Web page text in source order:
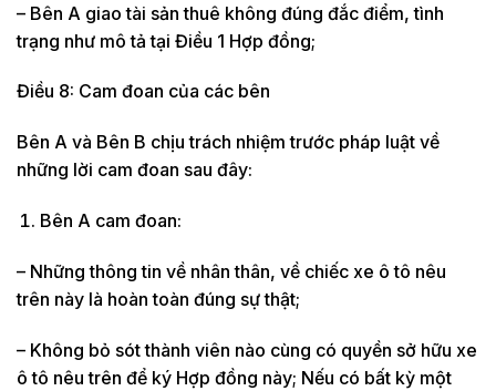
– Bên A giao tài sản thuê không đúng đắc điểm, tình
trạng như mô tả tại Điều 1 Hợp đồng;
Điều 8: Cam đoan của các bên
Bên A và Bên B chịu trách nhiệm trước pháp luật về
những lời cam đoan sau đây:
Bên A cam đoan:
– Những thông tin về nhân thân, về chiếc xe ô tô nêu
trên này là hoàn toàn đúng sự thật;
– Không bỏ sót thành viên nào cùng có quyền sở hữu xe
ô tô nêu trên để ký Hợp đồng này; Nếu có bất kỳ một